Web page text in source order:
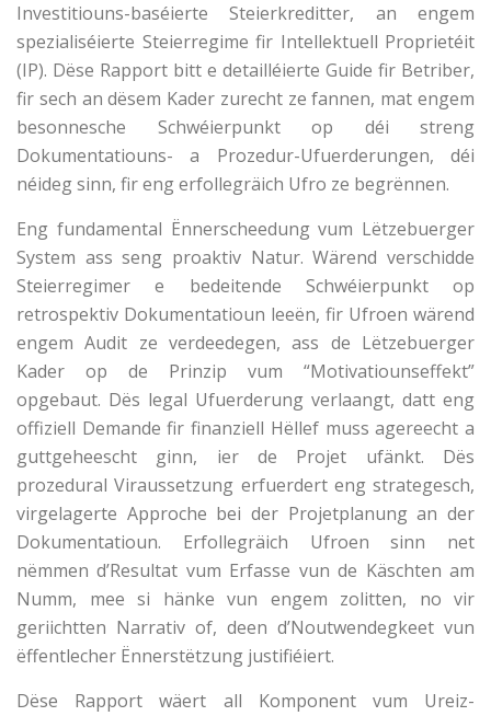
Investitiouns-baséierte Steierkreditter, an engem
spezialiséierte Steierregime fir Intellektuell Proprietéit
(IP). Dëse Rapport bitt e detailléierte Guide fir Betriber,
fir sech an dësem Kader zurecht ze fannen, mat engem
besonnesche Schwéierpunkt op déi streng
Dokumentatiouns- a Prozedur-Ufuerderungen, déi
néideg sinn, fir eng erfollegräich Ufro ze begrënnen.
Eng fundamental Ënnerscheedung vum Lëtzebuerger
System ass seng proaktiv Natur. Wärend verschidde
Steierregimer e bedeitende Schwéierpunkt op
retrospektiv Dokumentatioun leeën, fir Ufroen wärend
engem Audit ze verdeedegen, ass de Lëtzebuerger
Kader op de Prinzip vum “Motivatiounseffekt”
opgebaut. Dës legal Ufuerderung verlaangt, datt eng
offiziell Demande fir finanziell Hëllef muss agereecht a
guttgeheescht ginn, ier de Projet ufänkt. Dës
prozedural Viraussetzung erfuerdert eng strategesch,
virgelagerte Approche bei der Projetplanung an der
Dokumentatioun. Erfollegräich Ufroen sinn net
nëmmen d’Resultat vum Erfasse vun de Käschten am
Numm, mee si hänke vun engem zolitten, no vir
geriichtten Narrativ of, deen d’Noutwendegkeet vun
ëffentlecher Ënnerstëtzung justifiéiert.
Dëse Rapport wäert all Komponent vum Ureiz-